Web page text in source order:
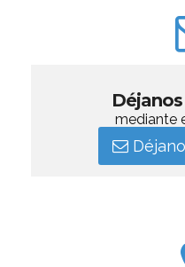
mediante